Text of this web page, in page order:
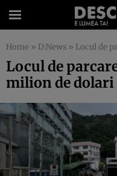
Home » D:News » Locul de
Locul de
milion de dolari